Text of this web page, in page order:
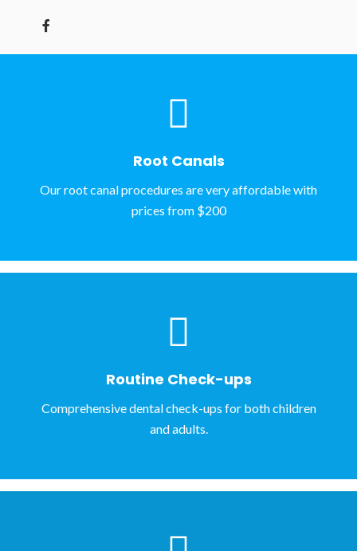
Root Canals
Our root canal procedures are very affordable with
prices from $200
Routine Check-ups
Comprehensive dental check-ups for both children
and adults.